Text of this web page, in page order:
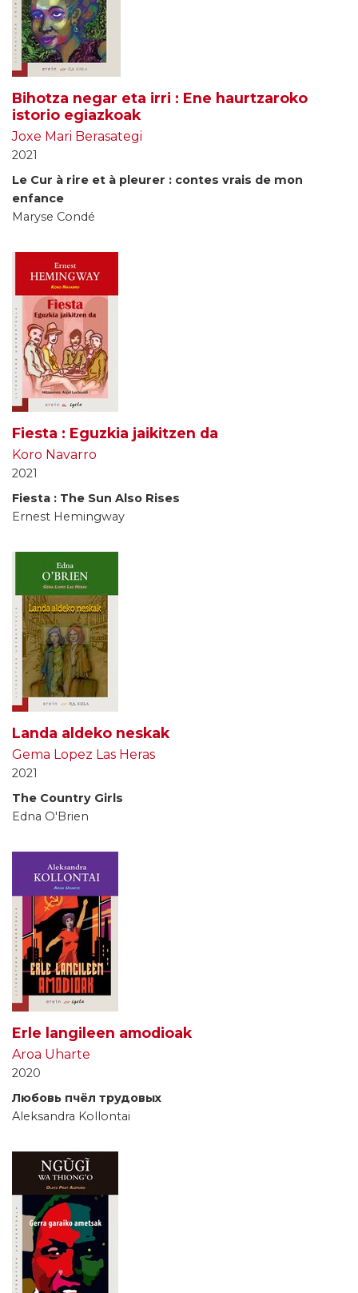
Bihotza negar eta irri : Ene haurtzaroko
istorio egiazkoak
Joxe Mari Berasategi
2021
Le Cur à rire et à pleurer : contes vrais de mon
enfance
Maryse Condé
Fiesta : Eguzkia jaikitzen da
Koro Navarro
2021
Fiesta : The Sun Also Rises
Ernest Hemingway
Landa aldeko neskak
Gema Lopez Las Heras
2021
The Country Girls
Edna O'Brien
Erle langileen amodioak
Aroa Uharte
2020
Любовь пчёл трудовых
Aleksandra Kollontai